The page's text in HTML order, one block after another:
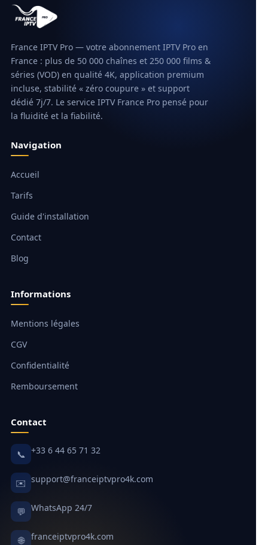
France IPTV Pro — votre abonnement IPTV Pro en
France : plus de 50 000 chaînes et 250 000 films &
séries (VOD) en qualité 4K, application premium
incluse, stabilité « zéro coupure » et support
dédié 7j/7. Le service IPTV France Pro pensé pour
la fluidité et la fiabilité.
Navigation
Accueil
Tarifs
Guide d'installation
Contact
Blog
Informations
Mentions légales
CGV
Confidentialité
Remboursement
Contact
📞 +33 6 44 65 71 32
✉️ support@franceiptvpro4k.com
💬 WhatsApp 24/7
🌐 franceiptvpro4k.com